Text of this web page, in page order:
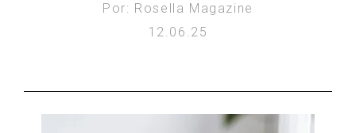
Por: Rosella Magazine
12.06.25